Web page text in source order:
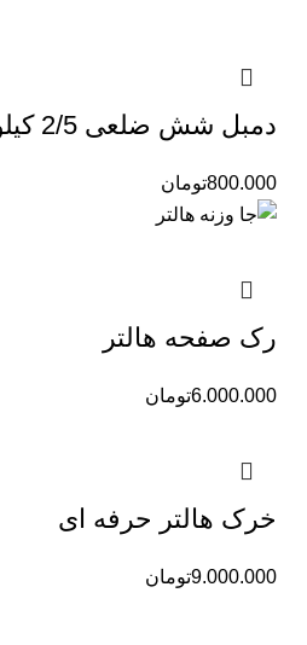
دمبل شش ضلعی 2/5 کیلویی
تومان800.000
رک صفحه هالتر
تومان6.000.000
خرک هالتر حرفه ای
تومان9.000.000